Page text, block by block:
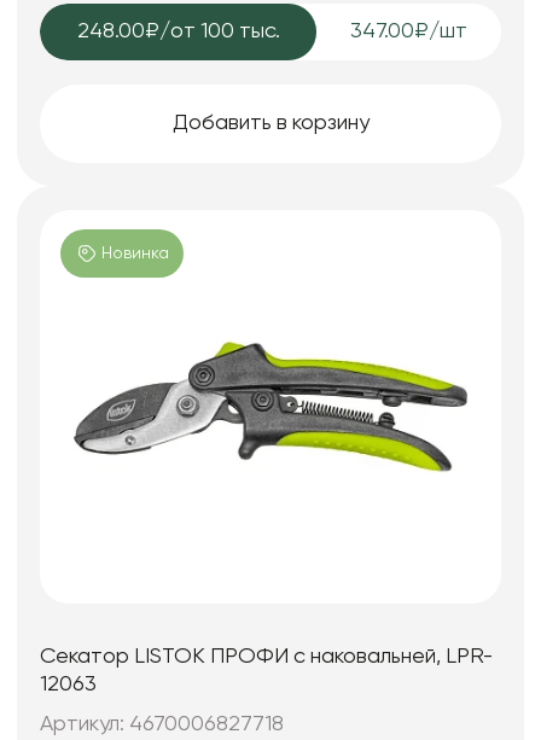
248.00₽/от 100 тыс. 347.00₽/шт
Добавить в корзину
Новинка
Секатор LISTOK ПРОФИ с наковальней, LPR-
12063
Артикул: 4670006827718